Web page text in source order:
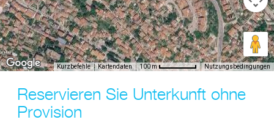
Kurzbefehle Kartendaten 100 m Nutzungsbedingungen
Reservieren Sie Unterkunft ohne
Provision